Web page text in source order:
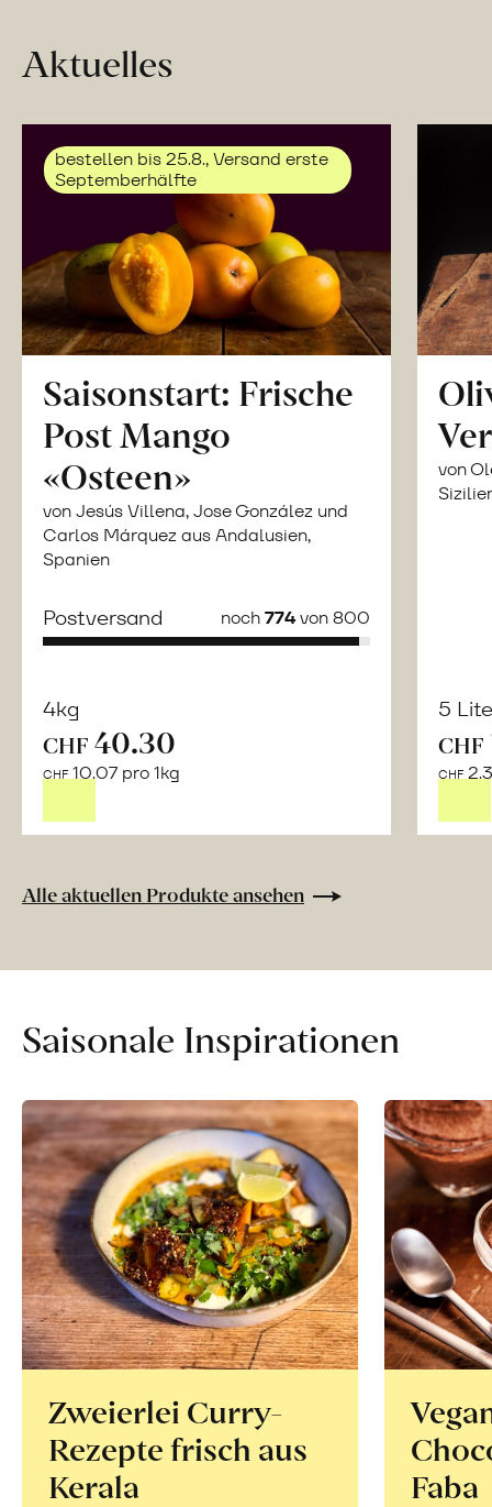
Aktuelles
bestellen bis 25.8., Versand erste
Septemberhälfte
Saisonstart: Frische
Post Mango
«Osteen»
von Jesús Villena, Jose González und
Carlos Márquez aus Andalusien,
Spanien
Postversand noch774von 800
4kg
CHF 40.30
CHF 10.07 pro 1kg
Bio-
ohne
ab
erfahren
von
5
CHF
CHF
Alle aktuellen Produkte ansehen
Saisonale Inspirationen
Zweierlei Curry-
Rezepte frisch aus
Kerala
Faba